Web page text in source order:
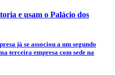
e usam o Palácio dos
já se associou a um segundo
terceira empresa com sede na